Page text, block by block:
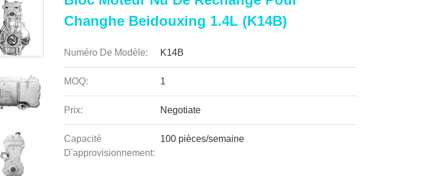
Changhe Beidouxing 1.4L (K14B)
Numéro De Modèle: K14B
MOQ: 1
Prix: Negotiate
Capacité
D'approvisionnement:
100 pièces/semaine